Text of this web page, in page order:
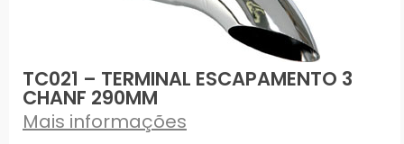
TC021 – TERMINAL ESCAPAMENTO 3
CHANF 290MM
Mais informações